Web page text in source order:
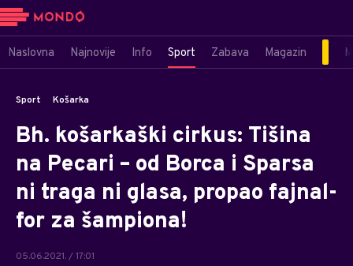
Naslovna Najnovije Info Sport Zabava Magazin
Sport Košarka
Bh. košarkaški cirkus: Tišina
na Pecari – od Borca i Sparsa
ni traga ni glasa, propao fajnal-
for za šampiona!
05.06.2021. / 17:01